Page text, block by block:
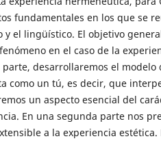
fundamentales en los que se
y el lingüístico. El objetivo
en el caso de la
desarrollaremos el
como un tú, es decir, que
un aspecto esencial del
En una segunda parte nos
a la experiencia